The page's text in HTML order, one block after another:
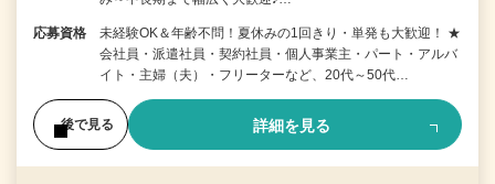
応募資格
未経験OK＆年齢不問！夏休みの1回きり・単発も大歓迎！ ★
会社員・派遣社員・契約社員・個人事業主・パート・アルバ
イト・主婦（夫）・フリーターなど、20代～50代…
後で見る 詳細を見る